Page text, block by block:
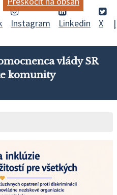
Instagram Linkedin X
vlády SR
komunity